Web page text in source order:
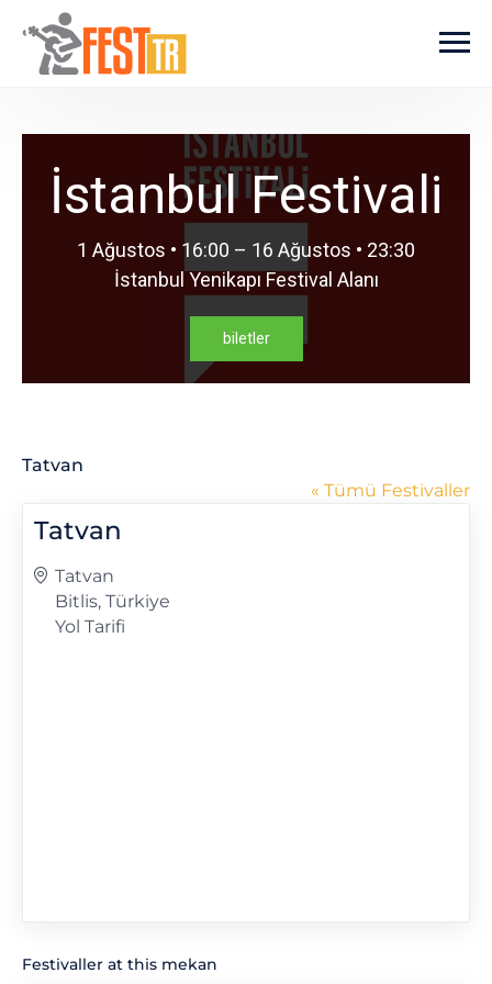
Ana içeriğe atla
İstanbul Festivali
1 Ağustos • 16:00 – 16 Ağustos • 23:30
İstanbul Yenikapı Festival Alanı
biletler
Tatvan
« Tümü Festivaller
Tatvan
Adres
Tatvan
Bitlis, Türkiye
Yol Tarifi
Festivaller at this mekan